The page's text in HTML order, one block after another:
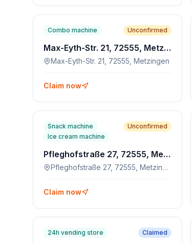
Combo machine Unconfirmed
Max-Eyth-Str. 21, 72555, Metzingen
Max-Eyth-Str. 21, 72555, Metzingen
Claim now
Snack machine
Ice cream machine
Unconfirmed
Pfleghofstraße 27, 72555, Metzingen
Pfleghofstraße 27, 72555, Metzingen
Claim now
24h vending store Claimed